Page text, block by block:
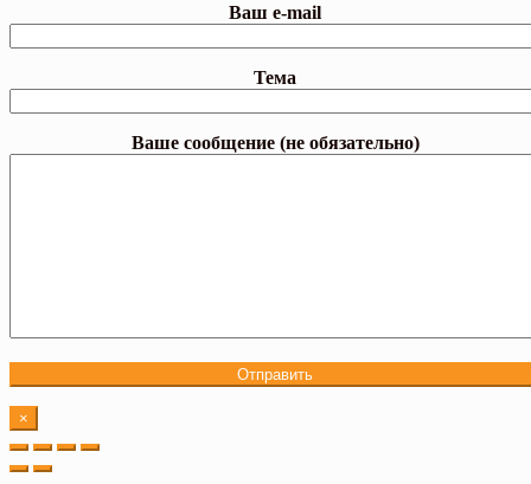
Ваш e-mail
Тема
Ваше сообщение (не обязательно)
×